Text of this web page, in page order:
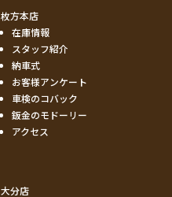
枚方本店
在庫情報
スタッフ紹介
納車式
お客様アンケート
車検のコバック
鈑金のモドーリー
アクセス
大分店